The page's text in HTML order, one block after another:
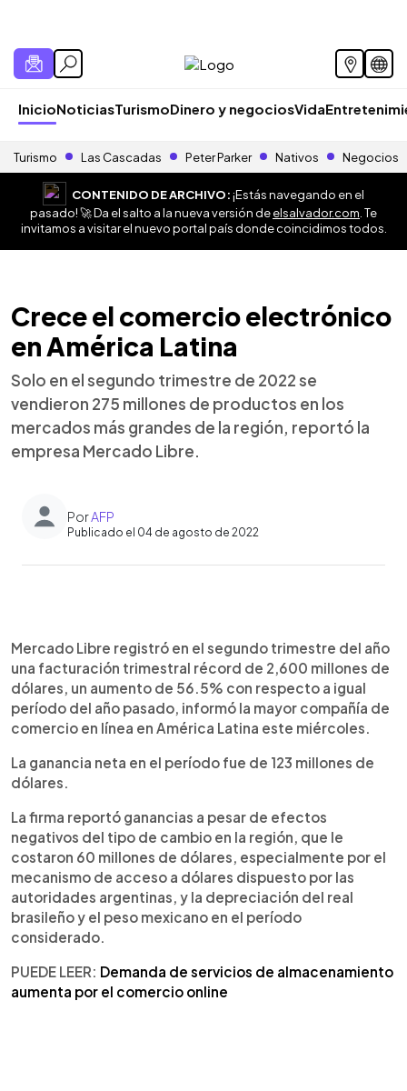
InicioNoticiasTurismoDinero y negociosVida
Turismo Las Cascadas Peter Parker Nativos Negocios
CONTENIDO DE ARCHIVO:¡Estás navegando en el
pasado! 🚀 Da el salto a la nueva versión deelsalvador.com . Te
invitamos a visitar el nuevo portal país donde coincidimos todos.
Crece el comercio electrónico
en América Latina
Solo en el segundo trimestre de 2022 se
vendieron 275 millones de productos en los
mercados más grandes de la región, reportó la
empresa Mercado Libre.
PorAFP
Publicado el 04 de agosto de 2022
► Escuchar artículo
Mercado Libre registró en el segundo trimestre del año
una facturación trimestral récord de 2,600 millones de
dólares, un aumento de 56.5% con respecto a igual
período del año pasado, informó la mayor compañía de
comercio en línea en América Latina este miércoles.
La ganancia neta en el período fue de 123 millones de
dólares.
La firma reportó ganancias a pesar de efectos
negativos del tipo de cambio en la región, que le
costaron 60 millones de dólares, especialmente por el
mecanismo de acceso a dólares dispuesto por las
autoridades argentinas, y la depreciación del real
brasileño y el peso mexicano en el período
considerado.
PUEDE LEER: Demanda de servicios de almacenamiento
aumenta por el comercio online